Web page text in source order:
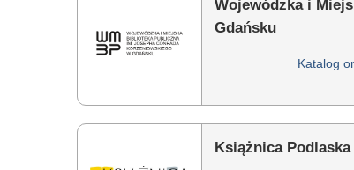
Wojewódzka i
Gdańsku
Katalog
Książnica